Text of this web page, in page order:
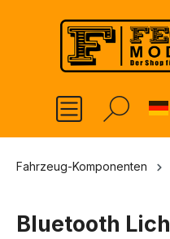
springen
Fahrzeug-Komponenten
Bluetooth